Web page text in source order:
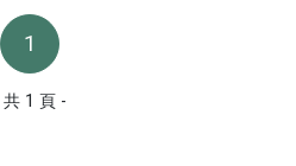
1
共 1 頁 -